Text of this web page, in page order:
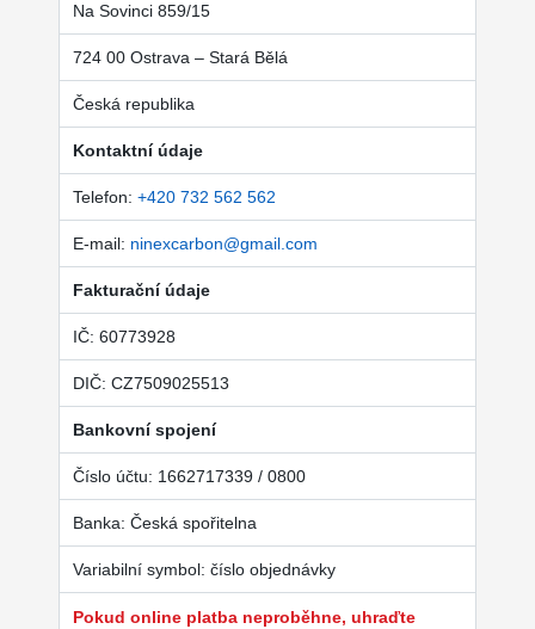
Na Sovinci 859/15
724 00 Ostrava – Stará Bělá
Česká republika
Kontaktní údaje
Telefon: +420 732 562 562
E-mail: ninexcarbon@gmail.com
Fakturační údaje
IČ: 60773928
DIČ: CZ7509025513
Bankovní spojení
Číslo účtu: 1662717339 / 0800
Banka: Česká spořitelna
Variabilní symbol: číslo objednávky
Pokud online platba neproběhne, uhraďte